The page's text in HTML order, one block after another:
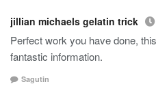
jillian michaels gelatin trick
Perfect work you have done,
fantastic information.
Sagutin